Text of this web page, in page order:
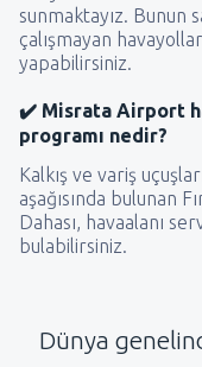
sunmaktayız. Bunun
çalışmayan
yapabilirsiniz.
✔️ Misrata Airport
programı nedir?
Kalkış ve variş
aşağısında bulunan
Dahası, havaalanı
bulabilirsiniz.
Dünya